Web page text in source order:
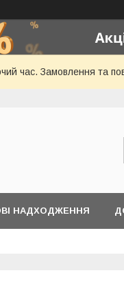
час. Замовлення та
НАДХОДЖЕННЯ